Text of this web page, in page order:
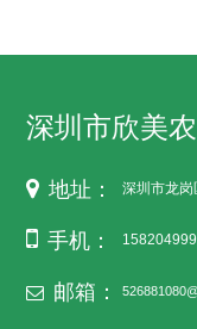
深圳市欣美
地址： 深圳市龙
手机：
邮箱：